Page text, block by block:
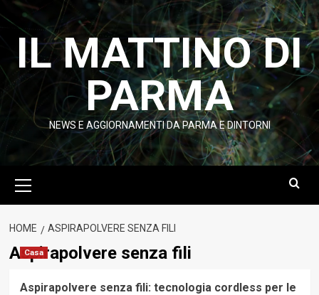
contenuto
IL MATTINO DI
PARMA
NEWS E AGGIORNAMENTI DA PARMA E DINTORNI
principale
HOME ASPIRAPOLVERE SENZA FILI
Aspirapolvere senza fili
Casa
Aspirapolvere senza fili: tecnologia cordless per le